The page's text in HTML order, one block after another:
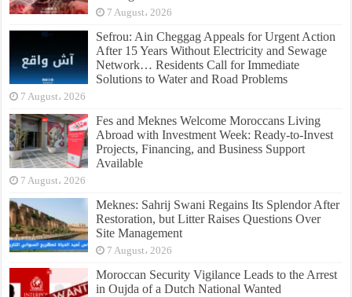
7 August، 2026
Sefrou: Ain Cheggag Appeals for Urgent Action
After 15 Years Without Electricity and Sewage
Network… Residents Call for Immediate
Solutions to Water and Road Problems
7 August، 2026
Fes and Meknes Welcome Moroccans Living
Abroad with Investment Week: Ready-to-Invest
Projects, Financing, and Business Support
Available
7 August، 2026
Meknes: Sahrij Swani Regains Its Splendor After
Restoration, but Litter Raises Questions Over
Site Management
7 August، 2026
Moroccan Security Vigilance Leads to the Arrest
in Oujda of a Dutch National Wanted